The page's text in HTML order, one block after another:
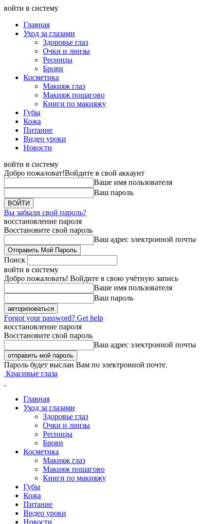
войти в систему
Главная
Уход за глазами
Здоровье глаз
Очки и линзы
Ресницы
Брови
Косметика
Макияж глаз
Макияж пошагово
Книги по макияжу
Губы
Кожа
Питание
Видео уроки
Новости
войти в систему
Добро пожаловат!Войдите в свой аккаунт
Ваше имя пользователя
Ваш пароль
Вы забыли свой пароль?
восстановление пароля
Восстановите свой пароль
Ваш адрес электронной почты
Поиск
войти в систему
Добро пожаловать! Войдите в свою учётную запись
Ваше имя пользователя
Ваш пароль
Forgot your password? Get help
восстановление пароля
Восстановите свой пароль
Ваш адрес электронной почты
Пароль будет выслан Вам по электронной почте.
Красивые глаза
Главная
Уход за глазами
Здоровье глаз
Очки и линзы
Ресницы
Брови
Косметика
Макияж глаз
Макияж пошагово
Книги по макияжу
Губы
Кожа
Питание
Видео уроки
Новости